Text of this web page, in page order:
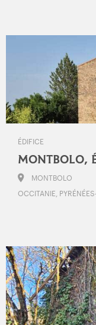
ÉDIFICE
MONTBOLO,
MONTBOLO
OCCITANIE,